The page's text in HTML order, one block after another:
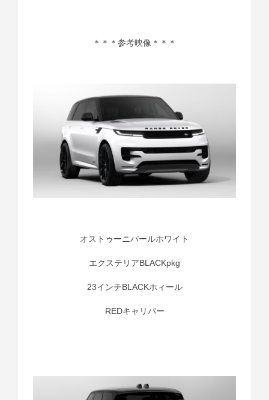
＊＊＊参考映像＊＊＊
オストゥーニパールホワイト
エクステリアBLACKpkg
23インチBLACKホィール
REDキャリパー